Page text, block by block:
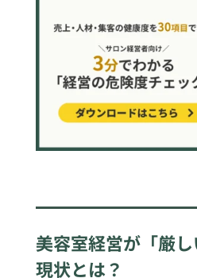
美容室経営が「厳
現状とは？